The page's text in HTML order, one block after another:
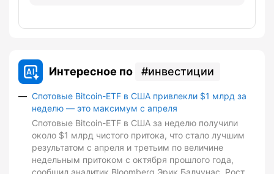
Интересное по инвестиции
Спотовые Bitcoin-ETF в США привлекли $1 млрд за
неделю — это максимум с апреля
Спотовые Bitcoin-ETF в США за неделю получили
около $1 млрд чистого притока, что стало лучшим
результатом с апреля и третьим по величине
недельным притоком с октября прошлого года,